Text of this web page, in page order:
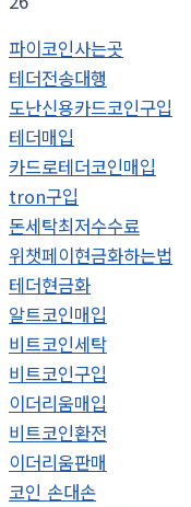
파이코인사는곳
테더전송대행
도난신용카드코인구입
테더매입
카드로테더코인매입
tron구입
돈세탁최저수수료
위챗페이현금화하는법
테더현금화
알트코인매입
비트코인세탁
비트코인구입
이더리움매입
비트코인환전
이더리움판매
코인 손대손